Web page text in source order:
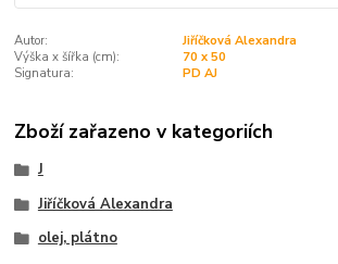
Autor:
Jiříčková Alexandra
Výška x šířka (cm):
70 x 50
Signatura:
PD AJ
Zboží zařazeno v kategoriích
J
Jiříčková Alexandra
olej, plátno